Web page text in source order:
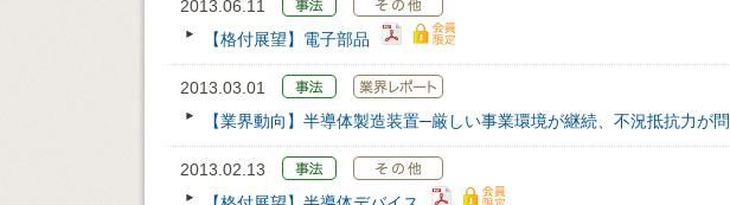
2013.06.11
【格付展望】電子部品
2013.03.01
【業界動向】半導体製造装置─厳しい事業環境が継続、不況抵抗力が
2013.02.13